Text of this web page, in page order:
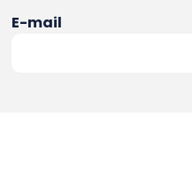
E-mail